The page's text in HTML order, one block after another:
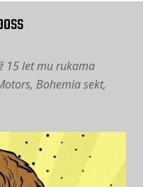
15 let mu rukama
Bohemia sekt,